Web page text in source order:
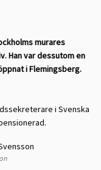
murares
Han var dessutom en
i Flemingsberg.
i Svenska